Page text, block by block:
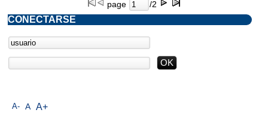
page /2
A- A A+
CONECTARSE